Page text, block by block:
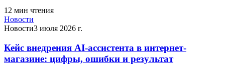
12 мин чтения
Новости
Новости3 июля 2026 г.
Кейс внедрения AI-ассистента в интернет-
магазине: цифры, ошибки и результат